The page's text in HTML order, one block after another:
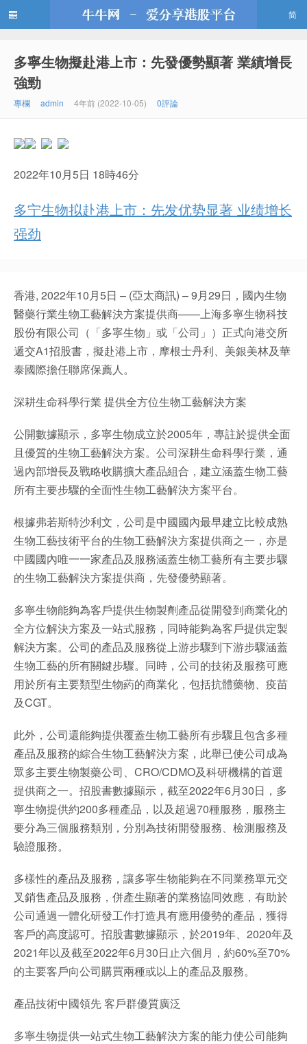
牛牛網
简
多寧生物擬赴港上市：先發優勢顯著 業績增長
強勁
專欄 admin 4年前 (2022-10-05) 0評論
2022年10月5日 18時46分
多宁生物拟赴港上市：先发优势显著 业绩增长
强劲
香港, 2022年10月5日 – (亞太商訊) – 9月29日，國內生物
醫藥行業生物工藝解決方案提供商——上海多寧生物科技
股份有限公司（「多寧生物」或「公司」）正式向港交所
遞交A1招股書，擬赴港上市，摩根士丹利、美銀美林及華
泰國際擔任聯席保薦人。
深耕生命科學行業 提供全方位生物工藝解決方案
公開數據顯示，多寧生物成立於2005年，專註於提供全面
且優質的生物工藝解決方案。公司深耕生命科學行業，通
過內部增長及戰略收購擴大產品組合，建立涵蓋生物工藝
所有主要步驟的全面性生物工藝解決方案平台。
根據弗若斯特沙利文，公司是中國國內最早建立比較成熟
生物工藝技術平台的生物工藝解決方案提供商之一，亦是
中國國內唯一一家產品及服務涵蓋生物工藝所有主要步驟
的生物工藝解決方案提供商，先發優勢顯著。
多寧生物能夠為客戶提供生物製劑產品從開發到商業化的
全方位解決方案及一站式服務，同時能夠為客戶提供定製
解決方案。公司的產品及服務從上游步驟到下游步驟涵蓋
生物工藝的所有關鍵步驟。同時，公司的技術及服務可應
用於所有主要類型生物葯的商業化，包括抗體藥物、疫苗
及CGT。
此外，公司還能夠提供覆蓋生物工藝所有步驟且包含多種
產品及服務的綜合生物工藝解決方案，此舉已使公司成為
眾多主要生物製藥公司、CRO/CDMO及科研機構的首選
提供商之一。招股書數據顯示，截至2022年6月30日，多
寧生物提供約200多種產品，以及超過70種服務，服務主
要分為三個服務類別，分別為技術開發服務、檢測服務及
驗證服務。
多樣性的產品及服務，讓多寧生物能夠在不同業務單元交
叉銷售產品及服務，併產生顯著的業務協同效應，有助於
公司通過一體化研發工作打造具有應用優勢的產品，獲得
客戶的高度認可。招股書數據顯示，於2019年、2020年及
2021年以及截至2022年6月30日止六個月，約60%至70%
的主要客戶向公司購買兩種或以上的產品及服務。
產品技術中國領先 客戶群優質廣泛
多寧生物提供一站式生物工藝解決方案的能力使公司能夠